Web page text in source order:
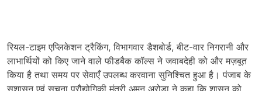
रियल-टाइम एप्लिकेशन ट्रैकिंग, विभागवार डैशबोर्ड, बीट-वार निगरानी और
लाभार्थियों को किए जाने वाले फीडबैक कॉल्स ने जवाबदेही को और मज़बूत
किया है तथा समय पर सेवाएँ उपलब्ध करवाना सुनिश्चित हुआ है। पंजाब के
सुशासन एवं सूचना प्रौद्योगिकी मंत्री अमन अरोड़ा ने कहा कि शासन को